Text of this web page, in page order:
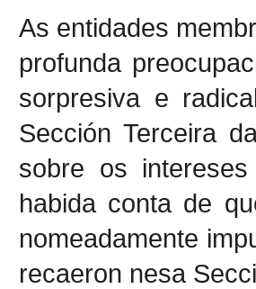
As entidades
profunda
sorpresiva e
Sección Terceira
sobre os
habida conta de
nomeadamente
recaeron nesa